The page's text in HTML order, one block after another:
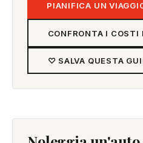
PIANIFICA UN
CONFRONTA I COSTI
♡ SALVA QUESTA